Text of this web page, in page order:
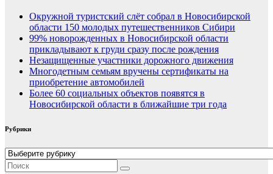
Окружной туристский слёт собрал в Новосибирской
области 150 молодых путешественников Сибири
99% новорожденных в Новосибирской области
прикладывают к груди сразу после рождения
Незащищенные участники дорожного движения
Многодетным семьям вручены сертификаты на
приобретение автомобилей
Более 60 социальных объектов появятся в
Новосибирской области в ближайшие три года
Рубрики
Рубрики